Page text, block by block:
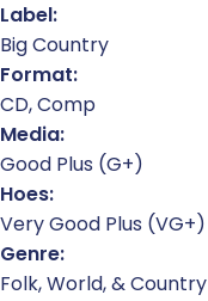
Label:
Big Country
Format:
CD, Comp
Media:
Good Plus (G+)
Hoes:
Very Good Plus (VG+)
Genre:
Folk, World, & Country